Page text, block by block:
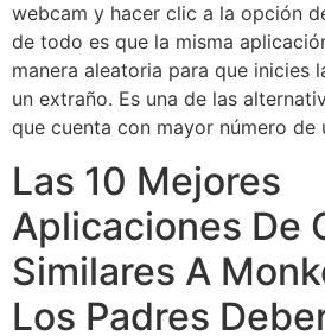
webcam y hacer clic a la opción
de todo es que la misma
manera aleatoria para que inicies
un extraño. Es una de las
que cuenta con mayor número de
Las 10 Mejores
Aplicaciones De
Similares A
Los Padres